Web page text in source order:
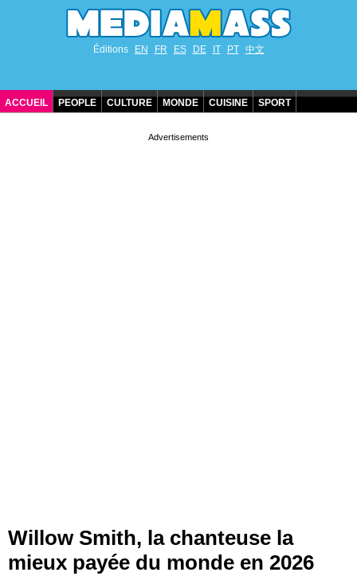
Éditions EN FR ES DE IT PT 中文
ACCUEIL PEOPLE CULTURE MONDE CUISINE SPORT
Willow Smith, la chanteuse la
mieux payée du monde en 2026